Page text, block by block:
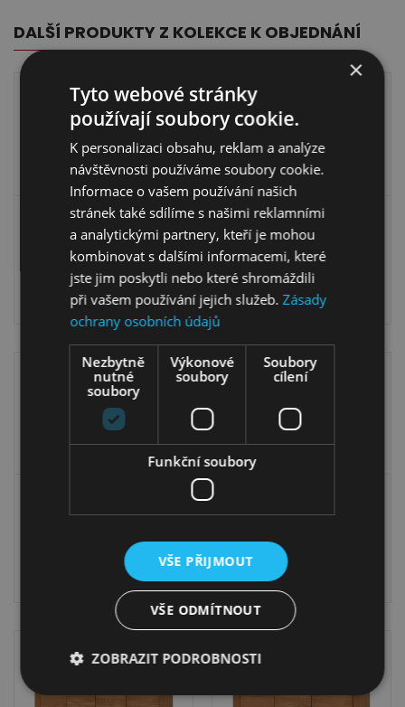
DALŠÍ PRODUKTY Z KOLEKCE K OBJEDNÁNÍ
Vitrína Latina 11 Pravá
17 299,00Kč
14 099,00Kč
Vitrína Latina 12
21 898,00
17 999,00Kč
Kč
14 199,00Kč
22 199,00
18 499,00
×
Tyto webové stránky
používají soubory cookie.
K personalizaci obsahu, reklam a analýze
návštěvnosti používáme soubory cookie.
Informace o vašem používání našich
stránek také sdílíme s našimi reklamními
a analytickými partnery, kteří je mohou
kombinovat s dalšími informacemi, které
jste jim poskytli nebo které shromáždili
při vašem používání jejich služeb.Zásady
ochrany osobních údajů
Nezbytně
nutné
soubory
Výkonové
soubory
Soubory
cílení
Funkční soubory
VŠE PŘIJMOUT
VŠE ODMÍTNOUT
ZOBRAZIT PODROBNOSTI